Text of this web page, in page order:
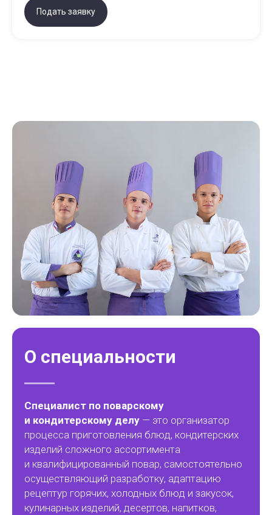
Подать заявку
О специальности
Специалист по поварскому
и кондитерскому делу — это организатор
процесса приготовления блюд, кондитерских
изделий сложного ассортимента
и квалифицированный повар, самостоятельно
осуществляющий разработку, адаптацию
рецептур горячих, холодных блюд и закусок,
кулинарных изделий, десертов, напитков,